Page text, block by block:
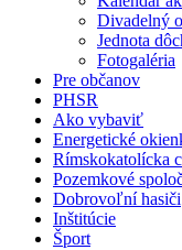
Divadelný
Jednota
Fotogaléria
Pre občanov
PHSR
Ako vybaviť
Energetické
Rímskokatolícka
Pozemkové
Dobrovoľní hasiči
Inštitúcie
Šport